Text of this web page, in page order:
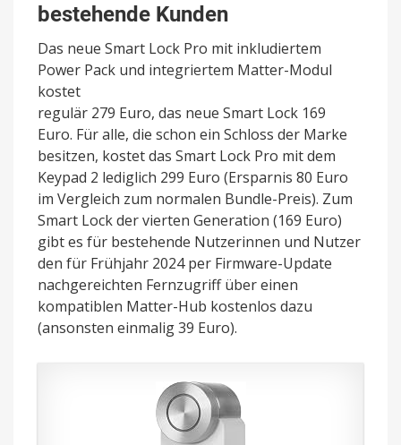
bestehende Kunden
Das neue Smart Lock Pro mit inkludiertem
Power Pack und integriertem Matter-Modul
kostet
regulär 279 Euro, das neue Smart Lock 169
Euro. Für alle, die schon ein Schloss der Marke
besitzen, kostet das Smart Lock Pro mit dem
Keypad 2 lediglich 299 Euro (Ersparnis 80 Euro
im Vergleich zum normalen Bundle-Preis). Zum
Smart Lock der vierten Generation (169 Euro)
gibt es für bestehende Nutzerinnen und Nutzer
den für Frühjahr 2024 per Firmware-Update
nachgereichten Fernzugriff über einen
kompatiblen Matter-Hub kostenlos dazu
(ansonsten einmalig 39 Euro).